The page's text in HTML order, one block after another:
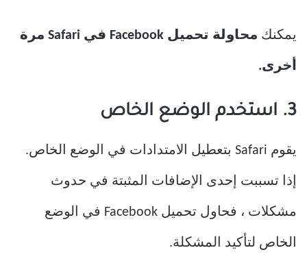
يمكنك محاولة تحميل Facebook في Safari مرة
أخرى.
3. استخدم الوضع الخاص
يقوم Safari بتعطيل الامتدادات في الوضع الخاص.
إذا تسببت إحدى الإضافات المثبتة في حدوث
مشكلات ، فحاول تحميل Facebook في الوضع
الخاص لتأكيد المشكلة.